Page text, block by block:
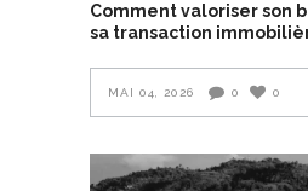
Comment valoriser son
sa transaction
MAI 04, 2026 0 0